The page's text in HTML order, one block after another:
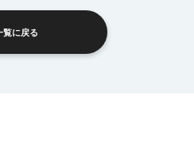
覧に戻る